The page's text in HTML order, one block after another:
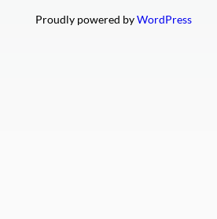
Proudly powered byWordPress